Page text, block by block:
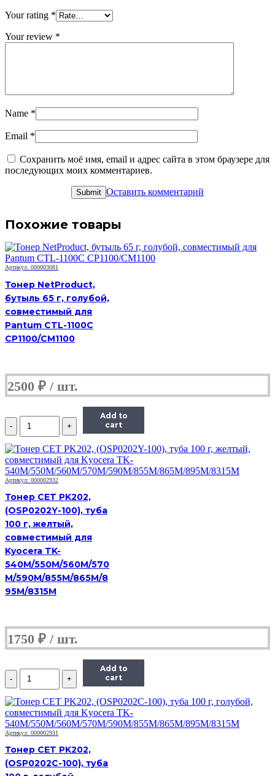
Your rating *
Your review *
Name *
Email *
Сохранить моё имя, email и адрес сайта в этом браузере для
последующих моих комментариев.
Оставить комментарий
Похожие товары
Артикул: 000003081
Тонер NetProduct,
бутыль 65 г, голубой,
совместимый для
Pantum CTL-1100C
CP1100/CM1100
2500 ₽
Количество
Тонер
Hi-
Black,
банка
50г,
голубой,
совместимый,
для
TK-
5230C
Add to
cart
Артикул: 000002932
Тонер CET PK202,
(OSP0202Y-100), туба
100 г, желтый,
совместимый для
Kyocera TK-
540M/550M/560M/570
M/590M/855M/865M/8
95M/8315M
1750 ₽
Количество
Тонер
Hi-
Black,
банка
50г,
голубой,
совместимый,
для
TK-
Add to
cart
Артикул: 000002931
Тонер CET PK202,
(OSP0202C-100), туба